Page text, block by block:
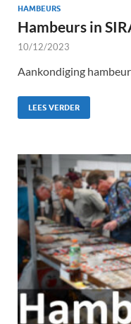
HAMBEURS
Hambeurs in
10/12/2023
Aankondiging
LEES VERDER